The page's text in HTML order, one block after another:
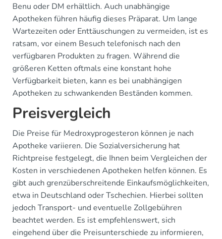
Benu oder DM erhältlich. Auch unabhängige
Apotheken führen häufig dieses Präparat. Um lange
Wartezeiten oder Enttäuschungen zu vermeiden, ist es
ratsam, vor einem Besuch telefonisch nach den
verfügbaren Produkten zu fragen. Während die
größeren Ketten oftmals eine konstant hohe
Verfügbarkeit bieten, kann es bei unabhängigen
Apotheken zu schwankenden Beständen kommen.
Preisvergleich
Die Preise für Medroxyprogesteron können je nach
Apotheke variieren. Die Sozialversicherung hat
Richtpreise festgelegt, die Ihnen beim Vergleichen der
Kosten in verschiedenen Apotheken helfen können. Es
gibt auch grenzüberschreitende Einkaufsmöglichkeiten,
etwa in Deutschland oder Tschechien. Hierbei sollten
jedoch Transport- und eventuelle Zollgebühren
beachtet werden. Es ist empfehlenswert, sich
eingehend über die Preisunterschiede zu informieren,